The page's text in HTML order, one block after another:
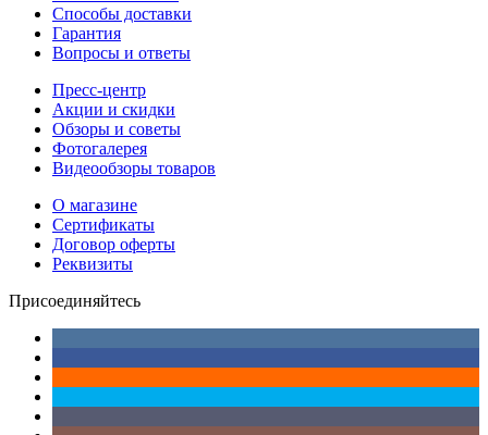
Способы доставки
Гарантия
Вопросы и ответы
Пресс-центр
Акции и скидки
Обзоры и советы
Фотогалерея
Видеообзоры товаров
О магазине
Сертификаты
Договор оферты
Реквизиты
Присоединяйтесь